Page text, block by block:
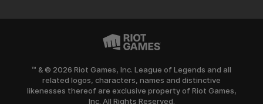
™ & © 2026 Riot Games, Inc. League of Legends and all
related logos, characters, names and distinctive
likenesses thereof are exclusive property of Riot Games,
Inc. All Rights Reserved.